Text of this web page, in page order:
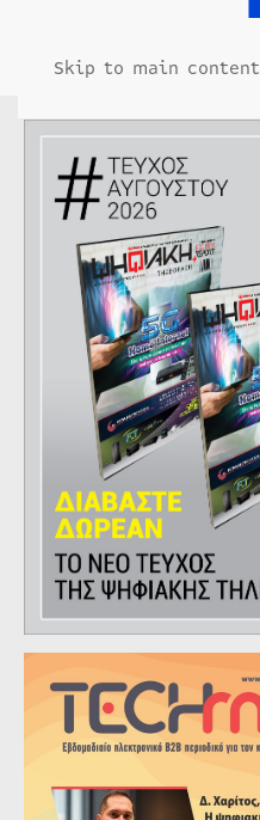
Skip to main content